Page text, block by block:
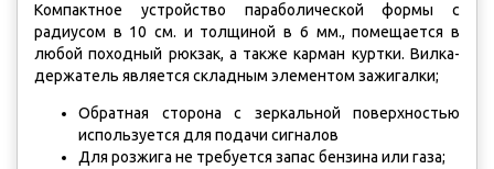
Компактное устройство параболической формы с
радиусом в 10 см. и толщиной в 6 мм., помещается в
любой походный рюкзак, а также карман куртки. Вилка-
держатель является складным элементом зажигалки;
Обратная сторона с зеркальной поверхностью
используется для подачи сигналов
Для розжига не требуется запас бензина или газа;